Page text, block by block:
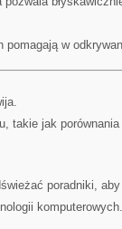
pomagają w
takie jak
poradniki, aby
komputerowych.